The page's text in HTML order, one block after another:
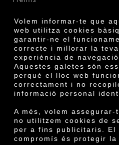
Volem informar-te que
web utilitza cookies
garantir-ne el
correcte i millorar la teva
experiència de
Aquestes galetes són
perquè el lloc web
correctament i no
informació personal
A més, volem assegurar-
no utilitzem cookies de
per a fins publicitaris. El
compromís és protegir la